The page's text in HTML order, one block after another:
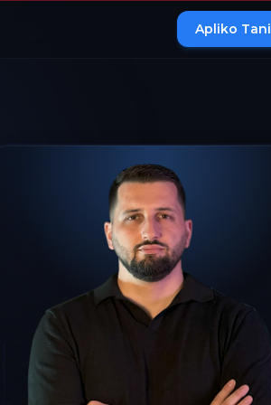
Apliko Tani